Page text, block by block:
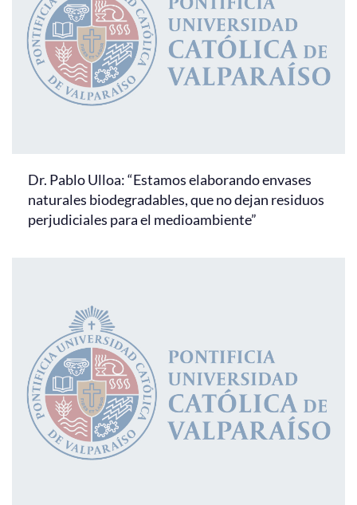
Dr. Pablo Ulloa: “Estamos elaborando envases
naturales biodegradables, que no dejan residuos
perjudiciales para el medioambiente”